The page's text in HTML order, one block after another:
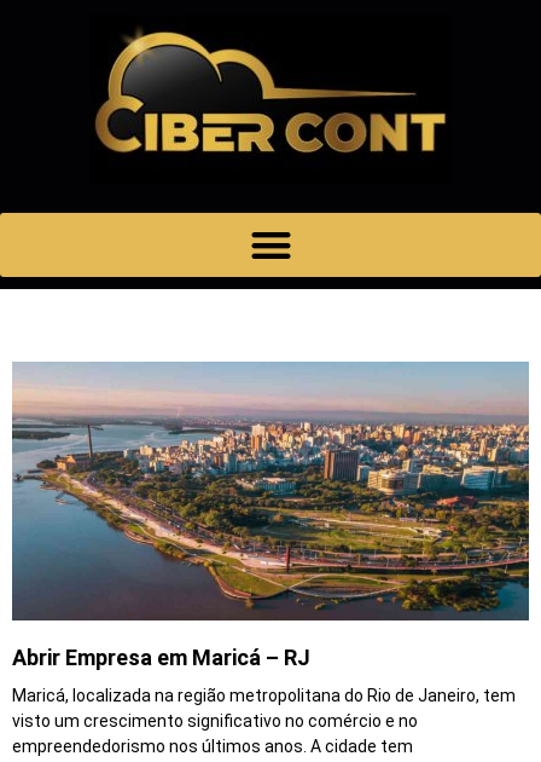
Abrir Empresa em Maricá – RJ
Maricá, localizada na região metropolitana do Rio de Janeiro, tem
visto um crescimento significativo no comércio e no
empreendedorismo nos últimos anos. A cidade tem